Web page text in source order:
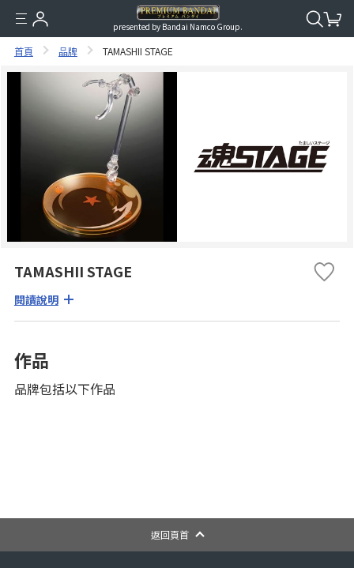
presented by Bandai Namco Group.
首頁 品牌 TAMASHII STAGE
TAMASHII STAGE
閱讀說明
作品
品牌包括以下作品
返回頁首